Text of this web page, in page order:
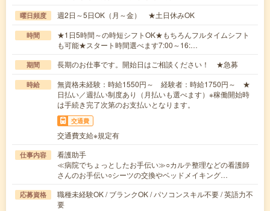
曜日頻度 週2日～5日OK（月～金） ★土日休みOK
時間
★1日5時間～の時短シフトOK★もちろんフルタイムシフト
も可能★スタート時間選べます7:00～16:…
期間 長期のお仕事です。開始日はご相談ください！ ★急募
時給
無資格未経験：時給1550円～ 経験者：時給1750円～ ★
日払い／週払い制度あり（月払いも選べます）※稼働開始時
は手続き完了次第のお支払いとなります。
交通費
交通費支給※規定有
仕事内容
看護助手
≪病院でちょっとしたお手伝い≫○カルテ整理などの看護師
さんのお手伝い○シーツの交換やベッドメイキング…
応募資格
職種未経験OK / ブランクOK / パソコンスキル不要 / 英語力不
要